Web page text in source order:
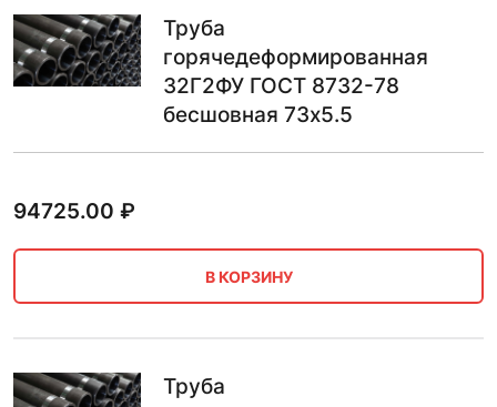
Труба
горячедеформированная
32Г2ФУ ГОСТ 8732-78
бесшовная 73х5.5
94725.00 ₽
В КОРЗИНУ
Труба